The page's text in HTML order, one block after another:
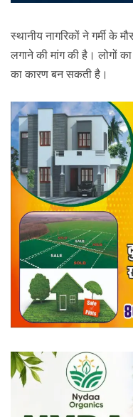
स्थानीय नागरिकों ने गर्मी
लगाने की मांग की है। लोगों का
का कारण बन सकती है।